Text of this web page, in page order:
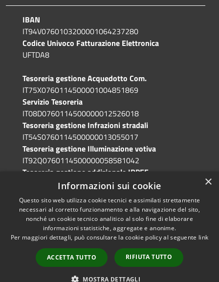
IBAN
IT94V0760103200001064237280
Codice Univoco Fatturazione Elettronica
UFTDA8
Tesoreria gestione Acquedotto Com.
IT75X0760114500001004851869
Servizio Tesoreria
IT08D0760114500000012526018
Tesoreria gestione Infrazioni stradali
IT54S0760114500000013055017
Tesoreria gestione Illuminazione votiva
IT92Q0760114500000058581042
Tesoreria gestione addizionale IRPEF
IT71A0760114500000086341765
Accessibilità
Copyright © 2026 • Comune di
Grotte di Castro • Powered by
Municipium•
Accesso
redazione
×
Informazioni sui cookie
Questo sito web utilizza cookie tecnici e assimilati strettamente
necessari al corretto funzionamento e alla navigazione del sito,
nonché un cookie tecnico analitico al solo fine di elaborare
informazioni statistiche, aggregate e anonime.
Per maggiori dettagli, può consultare la cookie policy al seguente link
ACCETTA TUTTO RIFIUTA TUTTO
MOSTRA DETTAGLI